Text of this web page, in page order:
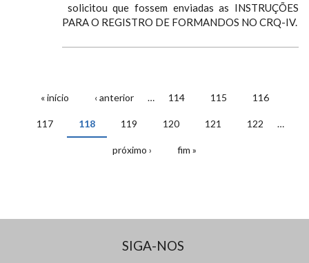
solicitou que fossem enviadas as INSTRUÇÕES
PARA O REGISTRO DE FORMANDOS NO CRQ-IV.
« início ‹ anterior … 114 115 116
117 118 119 120 121 122 …
próximo › fim »
SIGA-NOS